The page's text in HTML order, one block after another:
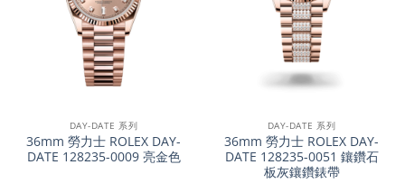
DAY-DATE 系列
36mm 勞力士 ROLEX DAY-
DATE 128235-0009 亮金色
DAY-DATE 系列
36mm 勞力士 ROLEX DAY-
DATE 128235-0051 鑲鑽石
板灰鑲鑽錶帶